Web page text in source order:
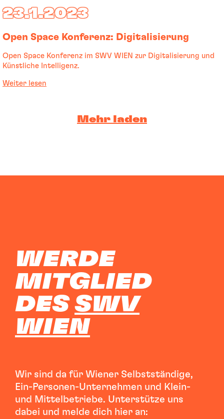
23.1.2023
Open Space Konferenz: Digitalisierung
Open Space Konferenz im SWV WIEN zur Digitalisierung und
Künstliche Intelligenz.
Weiter lesen
Mehr laden
WERDE
MITGLIED
DES SWV
WIEN
Wir sind da für Wiener Selbstständige,
Ein-Personen-Unternehmen und Klein-
und Mittelbetriebe. Unterstütze uns
dabei und melde dich hier an: